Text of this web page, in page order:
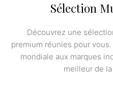
Sélection
Découvrez une
premium réunies pour
mondiale aux marques
meilleur de